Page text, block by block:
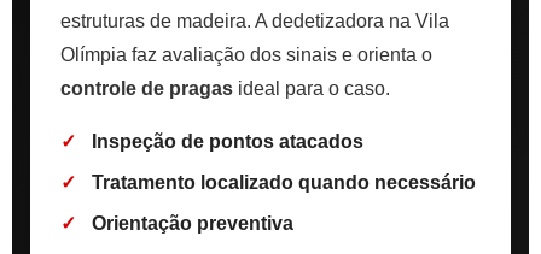
estruturas de madeira. A dedetizadora na Vila
Olímpia faz avaliação dos sinais e orienta o
controle de pragas ideal para o caso.
Inspeção de pontos atacados
Tratamento localizado quando necessário
Orientação preventiva